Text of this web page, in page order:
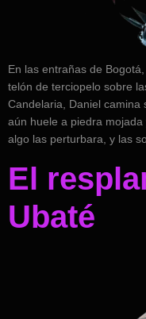
En las entrañas de
telón de terciopelo sobre
Candelaria, Daniel camina
aún huele a piedra
algo las perturbara, y las
El
Ubaté